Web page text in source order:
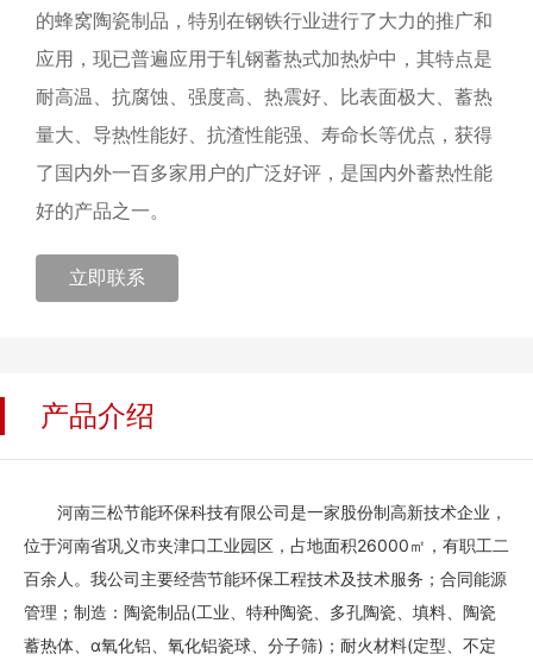
的蜂窝陶瓷制品，特别在钢铁行业进行了大力的推广和
应用，现已普遍应用于轧钢蓄热式加热炉中，其特点是
耐高温、抗腐蚀、强度高、热震好、比表面极大、蓄热
量大、导热性能好、抗渣性能强、寿命长等优点，获得
了国内外一百多家用户的广泛好评，是国内外蓄热性能
好的产品之一。
立即联系
产品介绍
河南三松节能环保科技有限公司是一家股份制高新技术企业，
位于河南省巩义市夹津口工业园区，占地面积26000㎡，有职工二
百余人。我公司主要经营节能环保工程技术及技术服务；合同能源
管理；制造：陶瓷制品(工业、特种陶瓷、多孔陶瓷、填料、陶瓷
蓄热体、ɑ氧化铝、氧化铝瓷球、分子筛)；耐火材料(定型、不定